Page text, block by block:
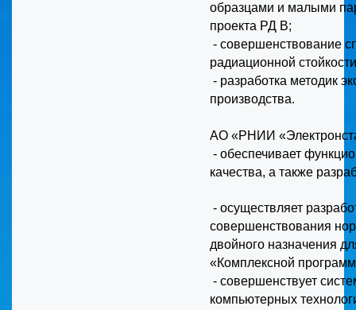
образцами и малыми
проекта РД В;
- совершенствование
радиационной
- разработка методик
производства.
АО «РНИИ
- обеспечивает
качества, а также
-осуществляет
совершенствования
двойного назначения
«Комплексной
- совершенствует
компьютерных